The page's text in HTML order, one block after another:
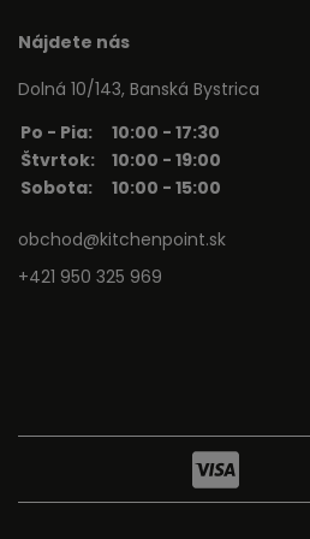
Nájdete nás
Dolná 10/143, Banská Bystrica
Po - Pia:
10:00 - 17:30
Štvrtok:
10:00 - 19:00
Sobota:
10:00 - 15:00
obchod@kitchenpoint.sk
+421 950 325 969